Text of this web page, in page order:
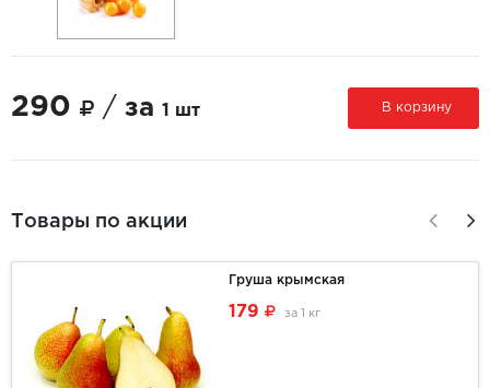
290 / за 1 шт В корзину
Товары по акции
Груша крымская
179 за 1 кг